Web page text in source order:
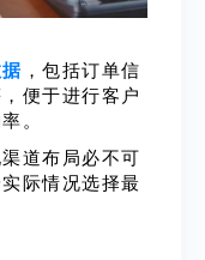
，包括订单信
便于进行客户
。
道布局必不可
际情况选择最